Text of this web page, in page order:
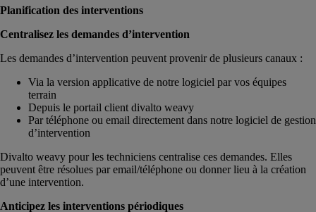
Planification des interventions
Centralisez les demandes d’intervention
Les demandes d’intervention peuvent provenir de plusieurs canaux :
Via la version applicative de notre logiciel par vos équipes
terrain
Depuis le portail client divalto weavy
Par téléphone ou email directement dans notre logiciel de gestion
d’intervention
Divalto weavy pour les techniciens centralise ces demandes. Elles
peuvent être résolues par email/téléphone ou donner lieu à la création
d’une intervention.
Anticipez les interventions périodiques